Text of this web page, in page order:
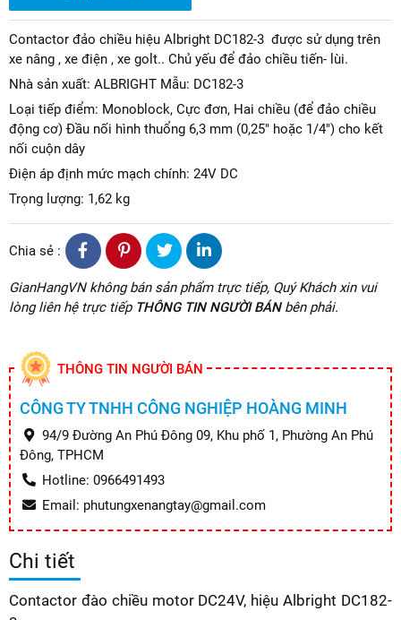
Contactor đảo chiều hiệu Albright DC182-3 được sử dụng trên
xe nâng , xe điện , xe golt.. Chủ yếu để đảo chiều tiến- lùi.
Nhà sản xuất: ALBRIGHT Mẫu: DC182-3
Loại tiếp điểm: Monoblock, Cực đơn, Hai chiều (để đảo chiều
động cơ) Đầu nối hình thuổng 6,3 mm (0,25" hoặc 1/4") cho kết
nối cuộn dây
Điện áp định mức mạch chính: 24V DC
Trọng lượng: 1,62 kg
Chia sẻ :
GianHangVN không bán sản phẩm trực tiếp, Quý Khách xin vui
lòng liên hệ trực tiếp THÔNG TIN NGƯỜI BÁNbên phải.
THÔNG TIN NGƯỜI BÁN
CÔNG TY TNHH CÔNG NGHIỆP HOÀNG MINH
94/9 Đường An Phú Đông 09, Khu phố 1, Phường An Phú
Đông, TPHCM
Hotline: 0966491493
Email: phutungxenangtay@gmail.com
Chi tiết
Contactor đào chiều motor DC24V, hiệu Albright DC182-